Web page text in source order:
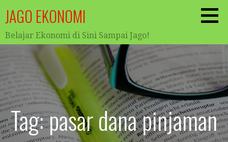
content
JAGO EKONOMI
Belajar Ekonomi di Sini Sampai Jago!
Tag: pasar dana pinjaman